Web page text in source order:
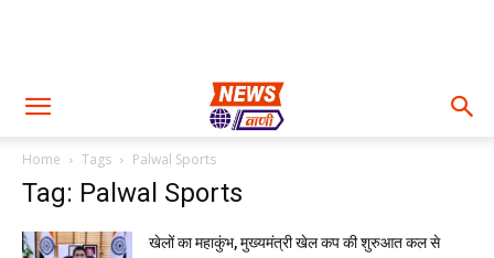
Home Tags Palwal Sports
Tag: Palwal Sports
खेलों का महाकुंभ, मुख्यमंत्री खेल कप की शुरुआत कल से